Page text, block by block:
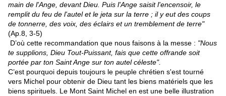
main de l'Ange, devant Dieu. Puis l'Ange saisit l'encensoir, le
remplit du feu de l'autel et le jeta sur la terre ; il y eut des coups
de tonnerre, des voix, des éclairs et un tremblement de terre"
(Ap.8, 3-5)
D’où cette recommandation que nous faisons à la messe : "Nous
te supplions, Dieu Tout-Puissant, fais que cette offrande soit
portée par ton Saint Ange sur ton autel céleste".
C’est pourquoi depuis toujours le peuple chrétien s'est tourné
vers Michel pour obtenir de Dieu tant les biens matériels que les
biens spirituels. Le Mont Saint Michel en est une belle illustration